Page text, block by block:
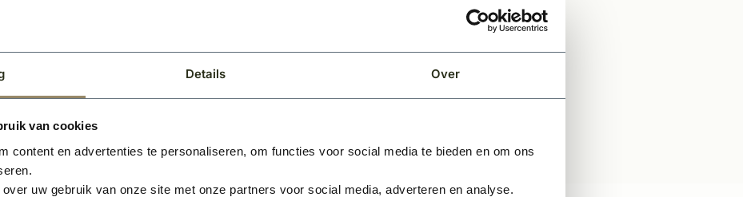
Details Over
van cookies
content en advertenties te personaliseren, om functies voor social media te bieden en om ons
uw gebruik van onze site met onze partners voor social media, adverteren en analyse.